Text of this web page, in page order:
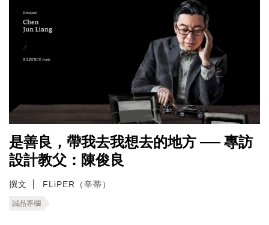
是善良，帶我去我想去的地方 ── 專訪
設計教父：陳俊良
撰文 FLiPER（辛蒂）
誠品專欄